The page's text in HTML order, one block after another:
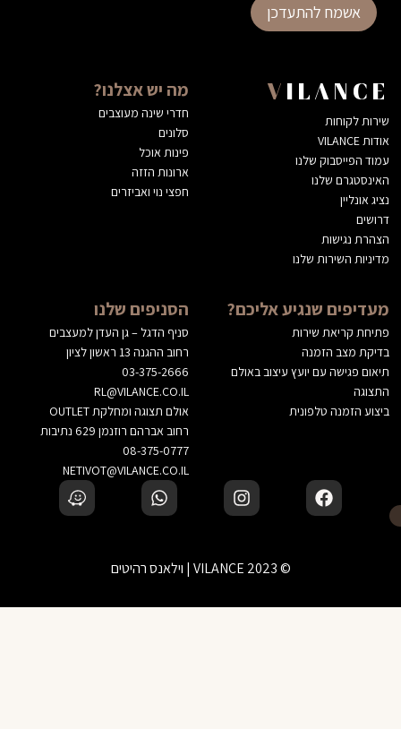
אשמח להתעדכן
VILANCE
שירות לקוחות
אודות VILANCE
עמוד הפייסבוק שלנו
האינסטגרם שלנו
נציג אונליין
דרושים
הצהרת נגישות
מדיניות השירות שלנו
מה יש אצלנו?
חדרי שינה מעוצבים
סלונים
פינות אוכל
ארונות הזזה
חפצי נוי ואביזרים
מעדיפים שנגיע אליכם?
פתיחת קריאת שירות
בדיקת מצב הזמנה
תיאום פגישה עם יועץ עיצוב באולם
התצוגה
ביצוע הזמנה טלפונית
הסניפים שלנו
סניף הדגל – גן העדן למעצבים
רחוב ההגנה 13 ראשון לציון
03-375-2666
RL@VILANCE.CO.IL
אולם תצוגה ומחלקת OUTLET
רחוב אברהם רוזנמן 629 נתיבות
08-375-0777
NETIVOT@VILANCE.CO.IL
© 2023 VILANCE | וילאנס רהיטים